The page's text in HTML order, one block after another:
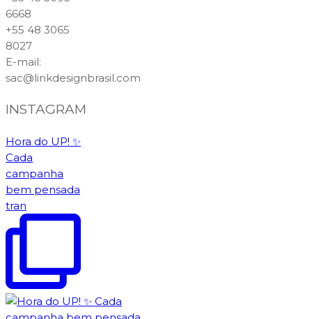
6668
+55 48 3065
8027
E-mail:
sac@linkdesignbrasil.com
INSTAGRAM
Hora do UP! ✨️
Cada
campanha
bem pensada
tran